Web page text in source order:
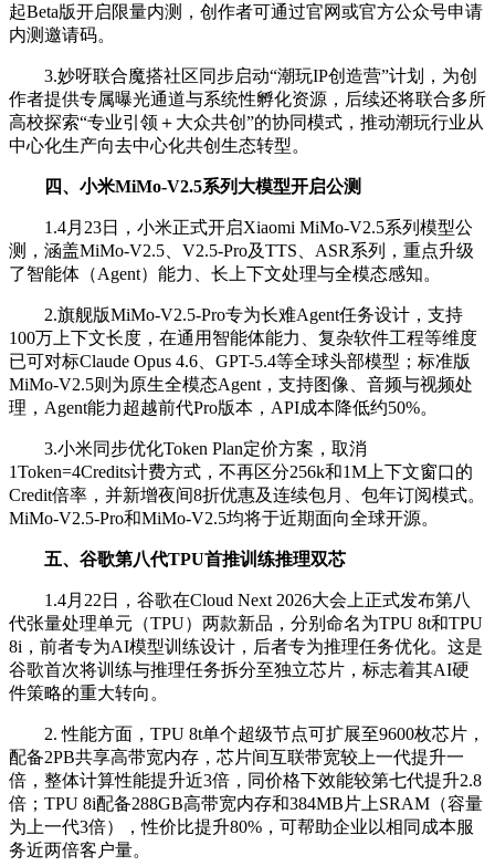
起Beta版开启限量内测，创作者可通过官网或官方公众号申请
内测邀请码。
3.妙呀联合魔搭社区同步启动“潮玩IP创造营”计划，为创
作者提供专属曝光通道与系统性孵化资源，后续还将联合多所
高校探索“专业引领＋大众共创”的协同模式，推动潮玩行业从
中心化生产向去中心化共创生态转型。
四、小米MiMo-V2.5系列大模型开启公测
1.4月23日，小米正式开启Xiaomi MiMo-V2.5系列模型公
测，涵盖MiMo-V2.5、V2.5-Pro及TTS、ASR系列，重点升级
了智能体（Agent）能力、长上下文处理与全模态感知。
2.旗舰版MiMo-V2.5-Pro专为长难Agent任务设计，支持
100万上下文长度，在通用智能体能力、复杂软件工程等维度
已可对标Claude Opus 4.6、GPT-5.4等全球头部模型；标准版
MiMo-V2.5则为原生全模态Agent，支持图像、音频与视频处
理，Agent能力超越前代Pro版本，API成本降低约50%。
3.小米同步优化Token Plan定价方案，取消
1Token=4Credits计费方式，不再区分256k和1M上下文窗口的
Credit倍率，并新增夜间8折优惠及连续包月、包年订阅模式。
MiMo-V2.5-Pro和MiMo-V2.5均将于近期面向全球开源。
五、谷歌第八代TPU首推训练推理双芯
1.4月22日，谷歌在Cloud Next 2026大会上正式发布第八
代张量处理单元（TPU）两款新品，分别命名为TPU 8t和TPU
8i，前者专为AI模型训练设计，后者专为推理任务优化。这是
谷歌首次将训练与推理任务拆分至独立芯片，标志着其AI硬
件策略的重大转向。
2. 性能方面，TPU 8t单个超级节点可扩展至9600枚芯片，
配备2PB共享高带宽内存，芯片间互联带宽较上一代提升一
倍，整体计算性能提升近3倍，同价格下效能较第七代提升2.8
倍；TPU 8i配备288GB高带宽内存和384MB片上SRAM（容量
为上一代3倍），性价比提升80%，可帮助企业以相同成本服
务近两倍客户量。